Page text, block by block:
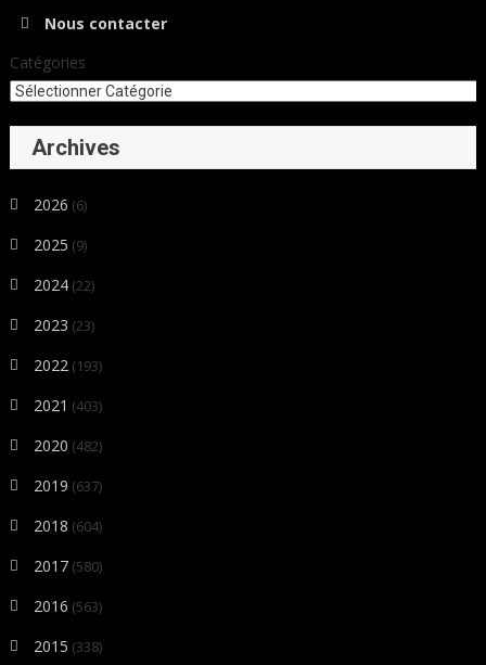
Nous contacter
Catégories
Archives
2026 (6)
2025 (9)
2024 (22)
2023 (23)
2022 (193)
2021 (403)
2020 (482)
2019 (637)
2018 (604)
2017 (580)
2016 (563)
2015 (338)